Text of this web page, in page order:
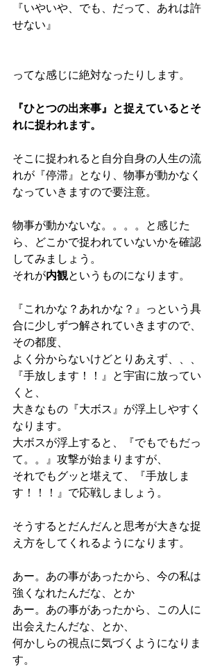
『いやいや、でも、だって、あれは許
せない』
ってな感じに絶対なったりします。
『ひとつの出来事』と捉えているとそ
れに捉われます。
そこに捉われると自分自身の人生の流
れが『停滞』となり、物事が動かなく
なっていきますので要注意。
物事が動かないな。。。。と感じた
ら、どこかで捉われていないかを確認
してみましょう。
それが内観というものになります。
『これかな？あれかな？』っという具
合に少しずつ解されていきますので、
その都度、
よく分からないけどとりあえず、、、
『手放します！！』と宇宙に放ってい
くと、
大きなもの『大ボス』が浮上しやすく
なります。
大ボスが浮上すると、『でもでもだっ
て。。』攻撃が始まりますが、
それでもグッと堪えて、『手放しま
す！！！』で応戦しましょう。
そうするとだんだんと思考が大きな捉
え方をしてくれるようになります。
あー。あの事があったから、今の私は
強くなれたんだな、とか
あー。あの事があったから、この人に
出会えたんだな、とか、
何かしらの視点に気づくようになりま
す。